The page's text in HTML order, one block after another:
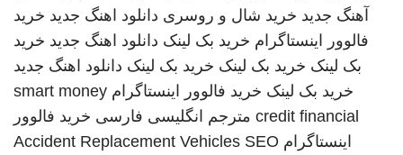
آهنگ جدید خرید شال و روسری دانلود اهنگ جدید خرید
فالوور اینستاگرام خرید بک لینک دانلود اهنگ جدید خرید
بک لینک خرید بک لینک خرید بک لینک دانلود اهنگ جدید
خرید بک لینک خرید فالوور اینستاگرام smart money
credit financial مترجم انگلیسی فارسی خرید فالوور
اینستاگرام
Accident Replacement Vehicles SEO